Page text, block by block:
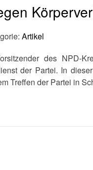
Artikel
des NPD-
der Partei. In
Treffen der Partei in